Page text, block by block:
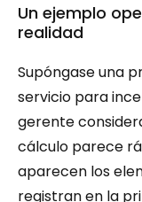
Un ejemplo
realidad
Supóngase una
servicio para
gerente
cálculo parece
aparecen los
registran en la